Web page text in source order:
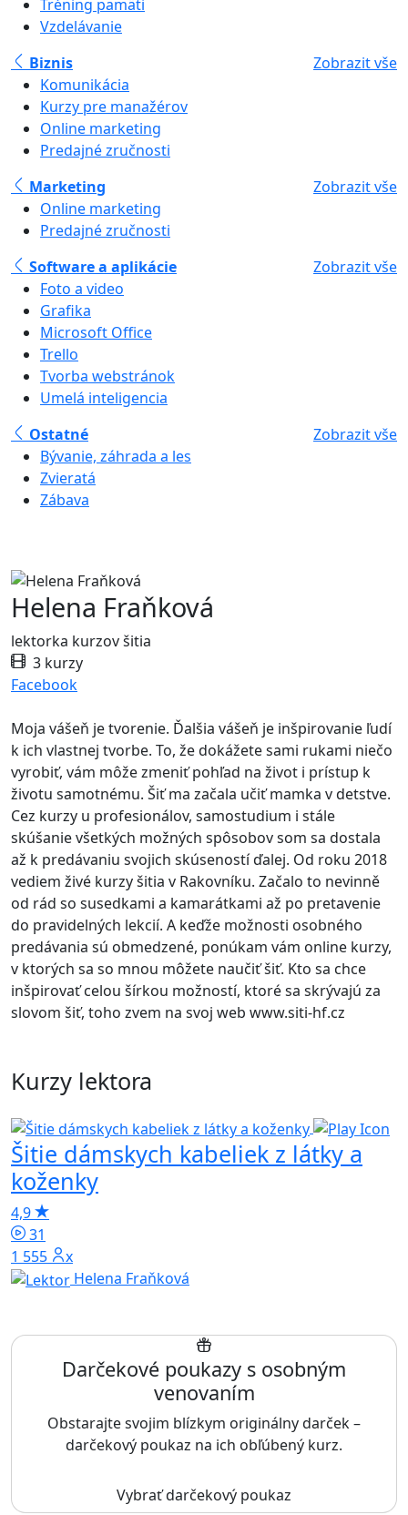
Tréning pamäti
Vzdelávanie
Biznis
Zobrazit vše
Komunikácia
Kurzy pre manažérov
Online marketing
Predajné zručnosti
Marketing
Zobrazit vše
Online marketing
Predajné zručnosti
Software a aplikácie
Zobrazit vše
Foto a video
Grafika
Microsoft Office
Trello
Tvorba webstránok
Umelá inteligencia
Ostatné
Zobrazit vše
Bývanie, záhrada a les
Zvieratá
Zábava
Helena Fraňková
lektorka kurzov šitia
3 kurzy
Facebook
Moja vášeň je tvorenie. Ďalšia vášeň je inšpirovanie ľudí
k ich vlastnej tvorbe. To, že dokážete sami rukami niečo
vyrobiť, vám môže zmeniť pohľad na život i prístup k
životu samotnému. Šiť ma začala učiť mamka v detstve.
Cez kurzy u profesionálov, samostudium i stále
skúšanie všetkých možných spôsobov som sa dostala
až k predávaniu svojich skúseností ďalej. Od roku 2018
vediem živé kurzy šitia v Rakovníku. Začalo to nevinně
od rád so susedkami a kamarátkami až po pretavenie
do pravidelných lekcií. A keďže možnosti osobného
predávania sú obmedzené, ponúkam vám online kurzy,
v ktorých sa so mnou môžete naučiť šiť. Kto sa chce
inšpirovať celou šírkou možností, ktoré sa skrývajú za
slovom šiť, toho zvem na svoj web www.siti-hf.cz
Kurzy lektora
Šitie dámskych kabeliek z látky a
koženky
4,9
31
1 555x
Helena Fraňková
Darčekové poukazy s osobným
venovaním
Obstarajte svojim blízkym originálny darček –
darčekový poukaz na ich obľúbený kurz.
Vybrať darčekový poukaz